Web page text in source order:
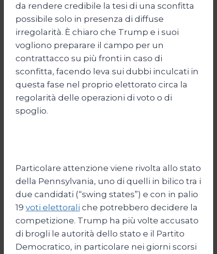
da rendere credibile la tesi di una sconfitta
possibile solo in presenza di diffuse
irregolarità. È chiaro che Trump e i suoi
vogliono preparare il campo per un
contrattacco su più fronti in caso di
sconfitta, facendo leva sui dubbi inculcati in
questa fase nel proprio elettorato circa la
regolarità delle operazioni di voto o di
spoglio.
Particolare attenzione viene rivolta allo stato
della Pennsylvania, uno di quelli in bilico tra i
due candidati (“swing states”) e con in palio
19 voti elettorali che potrebbero decidere la
competizione. Trump ha più volte accusato
di brogli le autorità dello stato e il Partito
Democratico, in particolare nei giorni scorsi